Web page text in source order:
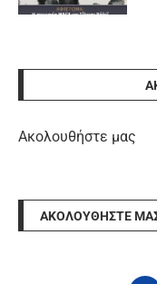
Ακολουθήστε μας
ΑΚΟΛΟΥΘΉΣΤΕ